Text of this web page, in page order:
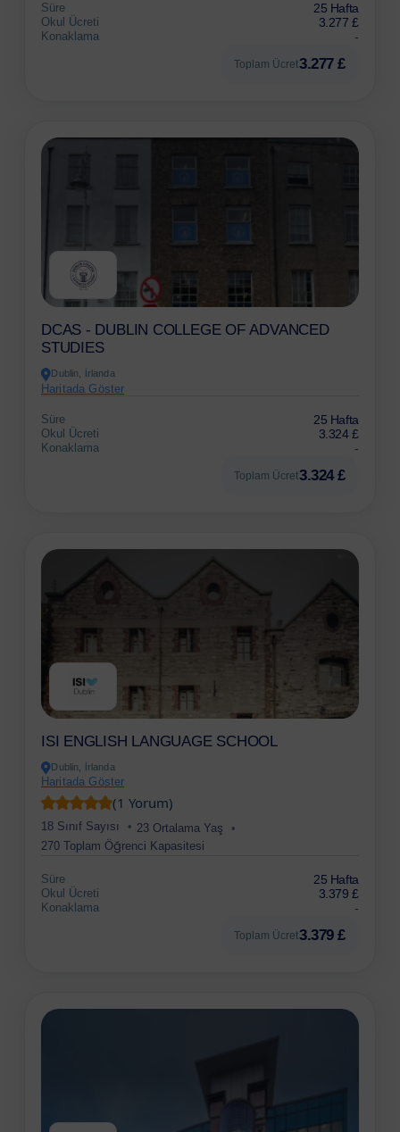
Süre 25 Hafta
Okul Ücreti 3.277 £
Konaklama -
Toplam Ücret3.277 £
DCAS - DUBLIN COLLEGE OF ADVANCED
STUDIES
Dublin, İrlanda
Haritada Göster
Süre 25 Hafta
Okul Ücreti 3.324 £
Konaklama -
Toplam Ücret3.324 £
ISI ENGLISH LANGUAGE SCHOOL
Dublin, İrlanda
Haritada Göster
(1 Yorum)
18 Sınıf Sayısı
23 Ortalama Yaş
270 Toplam Öğrenci Kapasitesi
Süre 25 Hafta
Okul Ücreti 3.379 £
Konaklama -
Toplam Ücret3.379 £